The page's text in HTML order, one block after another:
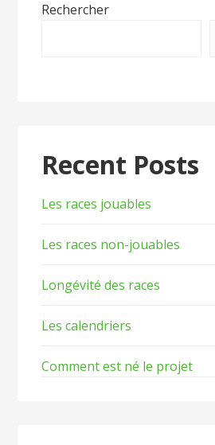
Rechercher
Recent Posts
Les races jouables
Les races non-jouables
Longévité des races
Les calendriers
Comment est né le projet